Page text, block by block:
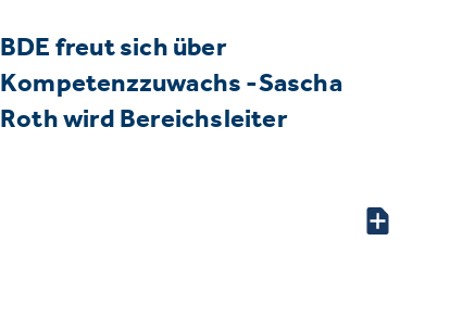
BDE freut sich über
Kompetenzzuwachs -Sascha
Roth wird Bereichsleiter